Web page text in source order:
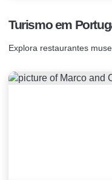
Turismo em
Explora restaurantes